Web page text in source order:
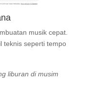
musik cepat.
teknis seperti tempo
liburan di musim